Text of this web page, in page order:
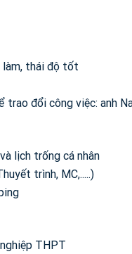
làm, thái độ tốt
đổi công việc: anh
lịch trống cá nhân
trình, MC,.....)
THPT